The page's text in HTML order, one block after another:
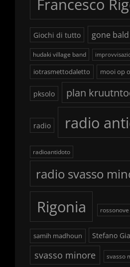
Francesco
Giochi di tutto gone bald
hudaki village band
iotrasmettodaletto mooi op
pksolo plan
radio radio
radioantidoto
radio svasso
Rigonia rossonove
samih madhoun Stefano
svasso minore svasso